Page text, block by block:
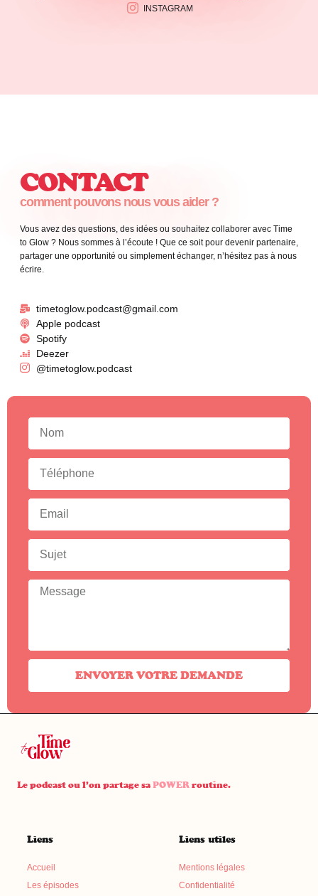
INSTAGRAM
CONTACT
comment pouvons nous vous aider ?
Vous avez des questions, des idées ou souhaitez collaborer avec Time
to Glow ? Nous sommes à l’écoute ! Que ce soit pour devenir partenaire,
partager une opportunité ou simplement échanger, n’hésitez pas à nous
écrire.
timetoglow.podcast@gmail.com
Apple podcast
Spotify
Deezer
@timetoglow.podcast
ENVOYER VOTRE DEMANDE
Le podcast ou l’on partage sa POWER routine.
Liens
Accueil
Les épisodes
Liens utiles
Mentions légales
Confidentialité